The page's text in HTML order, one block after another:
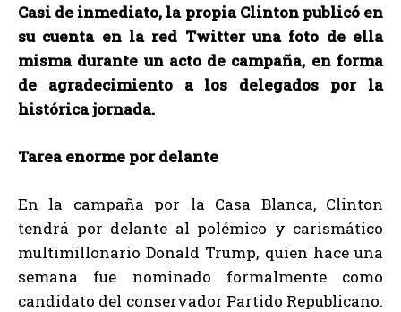
Casi de inmediato, la propia Clinton publicó en
su cuenta en la red Twitter una foto de ella
misma durante un acto de campaña, en forma
de agradecimiento a los delegados por la
histórica jornada.
Tarea enorme por delante
En la campaña por la Casa Blanca, Clinton
tendrá por delante al polémico y carismático
multimillonario Donald Trump, quien hace una
semana fue nominado formalmente como
candidato del conservador Partido Republicano.